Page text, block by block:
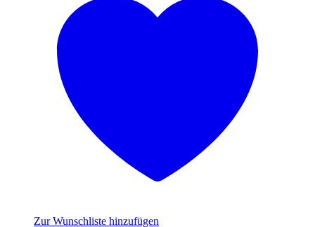
Zur Wunschliste hinzufügen